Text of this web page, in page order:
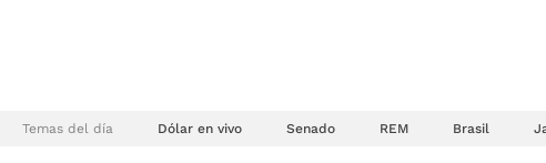
Temas del día Dólar en vivo Senado REM Brasil